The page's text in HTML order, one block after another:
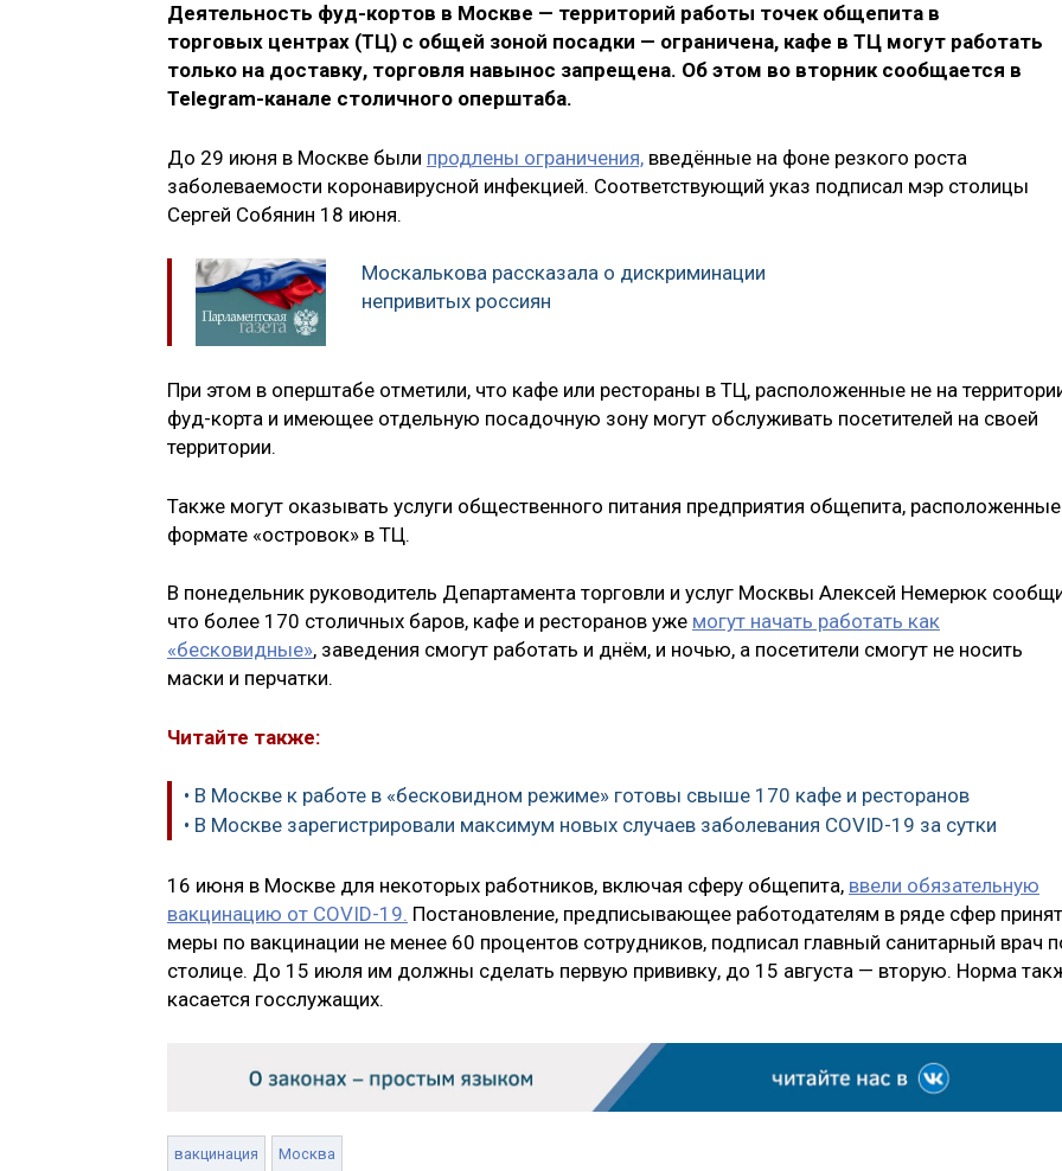
Деятельность фуд-кортов в Москве — территорий работы точек общепита в
торговых центрах (ТЦ) с общей зоной посадки — ограничена, кафе в ТЦ могут работать
только на доставку, торговля навынос запрещена. Об этом во вторник сообщается в
Telegram-канале столичного оперштаба.
До 29 июня в Москве были продлены ограничения, введённые на фоне резкого роста
заболеваемости коронавирусной инфекцией. Соответствующий указ подписал мэр столицы
Сергей Собянин 18 июня.
Москалькова рассказала о дискриминации
непривитых россиян
При этом в оперштабе отметили, что кафе или рестораны в ТЦ, расположенные не на
фуд-корта и имеющее отдельную посадочную зону могут обслуживать посетителей на своей
территории.
Также могут оказывать услуги общественного питания предприятия общепита,
формате «островок» в ТЦ.
В понедельник руководитель Департамента торговли и услуг Москвы Алексей Немерюк
что более 170 столичных баров, кафе и ресторанов уже могут начать работать как
«бесковидные», заведения смогут работать и днём, и ночью, а посетители смогут не носить
маски и перчатки.
Читайте также:
• В Москве к работе в «бесковидном режиме» готовы свыше 170 кафе и ресторанов
• В Москве зарегистрировали максимум новых случаев заболевания COVID-19 за сутки
16 июня в Москве для некоторых работников, включая сферу общепита, ввели обязательную
вакцинацию от COVID-19. Постановление, предписывающее работодателям в ряде сфер
меры по вакцинации не менее 60 процентов сотрудников, подписал главный санитарный врач
столице. До 15 июля им должны сделать первую прививку, до 15 августа — вторую. Норма
касается госслужащих.
вакцинация Москва